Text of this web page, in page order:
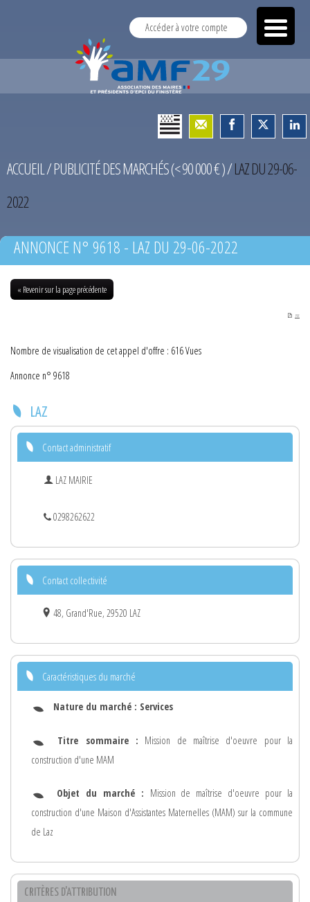
Accéder à votre compte
ACCUEIL/PUBLICITÉ DES MARCHÉS (< 90 000 € )/LAZ DU 29-06-
2022
ANNONCE N° 9618 - LAZ DU 29-06-2022
« Revenir sur la page précédente
PDF
Nombre de visualisation de cet appel d'offre : 616 Vues
Annonce n° 9618
LAZ
Contact administratif
LAZ MAIRIE
0298262622
Contact collectivité
48, Grand'Rue, 29520 LAZ
Caractéristiques du marché
Nature du marché : Services
Titre sommaire : Mission de maîtrise d'oeuvre pour la
construction d'une MAM
Objet du marché : Mission de maîtrise d'oeuvre pour la
construction d'une Maison d'Assistantes Maternelles (MAM) sur la commune
de Laz
CRITÈRES D'ATTRIBUTION